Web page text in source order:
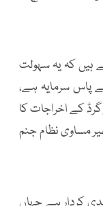
ہیں کہ یہ سہولت
سرمایہ ہے،
کے اخراجات کا
مساوی نظام جنم